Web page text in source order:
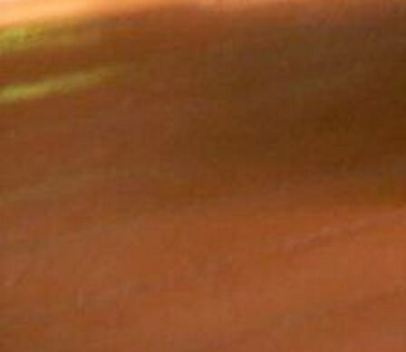
родители возмутятся, потому что хотят быть на связи с
ребёнком. Особенно волнуются те, чьи дети после второй
можно, но нельзя доставать из рюкзака и включать во время
уроков? Хорошо, а что если ребёнок достанет? Как учитель